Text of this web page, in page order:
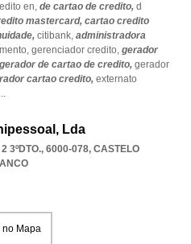
en, de cartao de credito, d
mastercard, cartao credito
citibank, administradora
gerenciador credito, gerador
gerador de cartao de credito, gerador
cartao credito, externato
...
Lda
3ºDTO., 6000-078, CASTELO
no Mapa